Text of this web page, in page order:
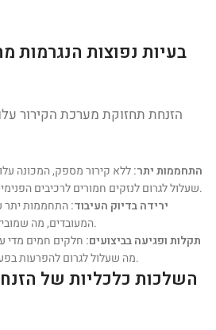
בעיות נפוצות הנגרמות
הזנחת תחזוקת מערכת הקירור
התחממות יתר:ללא קירור מספק, המכונה
שעלול לגרום לנזקים חמורים לרכיבים הפנימיים ולקצר את חיי השירות שלה.
ירידה בדיוק העיבוד:התחממות יתר
המעובדים, מה שמוביל לירידה באיכות המוצר הסופי.
תקלות ופגיעה בביצועים: חלקים חמים מדי
מה שעלול לגרום להפרעות בפעולת המכונה ולירידה בביצועים.
השלכות כלכליות של